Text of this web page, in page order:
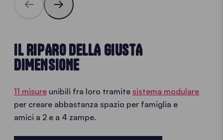
IL RIPARO DELLA GIUSTA
DIMENSIONE
11 misure unibili fra loro tramite sistema modulare
per creare abbastanza spazio per famiglia e
amici a 2 e a 4 zampe.